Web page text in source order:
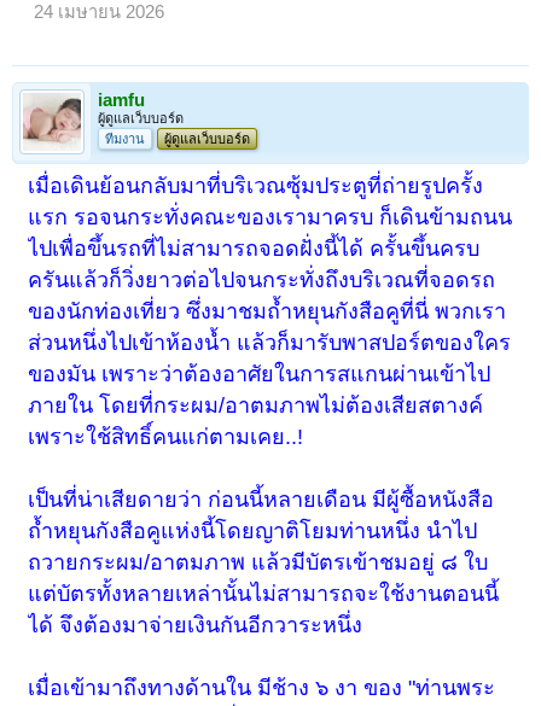
24 เมษายน 2026
iamfu
ผู้ดูแลเว็บบอร์ด
ทีมงาน
ผู้ดูแลเว็บบอร์ด
เมื่อเดินย้อนกลับมาที่บริเวณซุ้มประตูที่ถ่ายรูปครั้ง
แรก รอจนกระทั่งคณะของเรามาครบ ก็เดินข้ามถนน
ไปเพื่อขึ้นรถที่ไม่สามารถจอดฝั่งนี้ได้ ครั้นขึ้นครบ
ครันแล้วก็วิ่งยาวต่อไปจนกระทั่งถึงบริเวณที่จอดรถ
ของนักท่องเที่ยว ซึ่งมาชมถ้ำหยุนกังสือคูที่นี่ พวกเรา
ส่วนหนึ่งไปเข้าห้องน้ำ แล้วก็มารับพาสปอร์ตของใคร
ของมัน เพราะว่าต้องอาศัยในการสแกนผ่านเข้าไป
ภายใน โดยที่กระผม/อาตมภาพไม่ต้องเสียสตางค์
เพราะใช้สิทธิ์คนแก่ตามเคย..!
เป็นที่น่าเสียดายว่า ก่อนนี้หลายเดือน มีผู้ซื้อหนังสือ
ถ้ำหยุนกังสือคูแห่งนี้โดยญาติโยมท่านหนึ่ง นำไป
ถวายกระผม/อาตมภาพ แล้วมีบัตรเข้าชมอยู่ ๘ ใบ
แต่บัตรทั้งหลายเหล่านั้นไม่สามารถจะใช้งานตอนนี้
ได้ จึงต้องมาจ่ายเงินกันอีกวาระหนึ่ง
เมื่อเข้ามาถึงทางด้านใน มีช้าง ๖ งา ของ "ท่านพระ